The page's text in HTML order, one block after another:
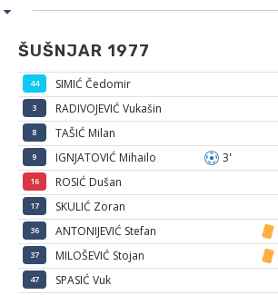
ŠUŠNJAR 1977
44 SIMIĆ Čedomir
3 RADIVOJEVIĆ Vukašin
8 TAŠIĆ Milan
9 IGNJATOVIĆ Mihailo 3'
16 ROSIĆ Dušan
17 SKULIĆ Zoran
36 ANTONIJEVIĆ Stefan
37 MILOŠEVIĆ Stojan
47 SPASIĆ Vuk